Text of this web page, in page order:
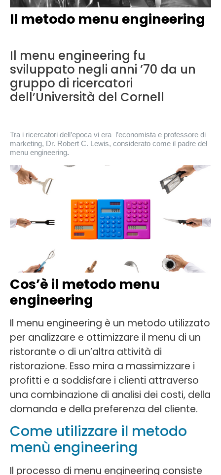
Il metodo menu engineering
Il menu engineering fu
sviluppato negli anni ’70 da un
gruppo di ricercatori
dell’Università del Cornell
Tra i ricercatori dell’epoca vi era l’economista e professore di
marketing, Dr. Robert C. Lewis, considerato come il padre del
menu engineering.
Cos’è il metodo menu
engineering
Il menu engineering è un metodo utilizzato
per analizzare e ottimizzare il menu di un
ristorante o di un’altra attività di
ristorazione. Esso mira a massimizzare i
profitti e a soddisfare i clienti attraverso
una combinazione di analisi dei costi, della
domanda e della preferenza del cliente.
Come utilizzare il metodo
menù engineering
Il processo di menu engineering consiste